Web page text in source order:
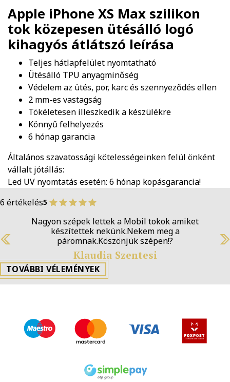
Apple iPhone XS Max szilikon
tok közepesen ütésálló logó
kihagyós átlátszó leírása
Teljes hátlapfelület nyomtatható
Ütésálló TPU anyagminőség
Védelem az ütés, por, karc és szennyeződés ellen
2 mm-es vastagság
Tökéletesen illeszkedik a készülékre
Könnyű felhelyezés
6 hónap garancia
Általános szavatossági kötelességeinken felül önként
vállalt jótállás:
Led UV nyomtatás esetén: 6 hónap kopásgarancia!
6 értékelés5
Nagyon szépek lettek a Mobil tokok amiket
készítettek nekünk.Nekem meg a
páromnak.Köszönjük szépen!?
Klaudia Szentesi
Previous
TOVÁBBI VÉLEMÉNYEK